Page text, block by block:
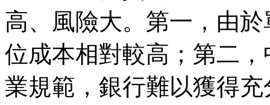
高、風險大。第一，由
位成本相對較高；第二
業規範，銀行難以獲得